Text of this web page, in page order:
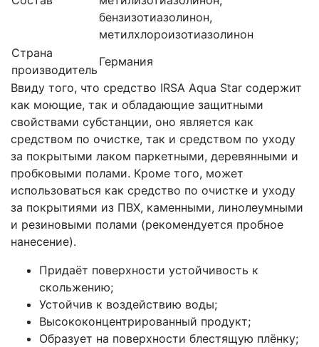
бензизотиазолинон,
метилхлороизотиазолинон
Страна
производитель
Германия
Ввиду того, что средство IRSA Aqua Star содержит
как моющие, так и обладающие защитными
свойствами субстанции, оно является как
средством по очистке, так и средством по уходу
за покрытыми лаком паркетными, деревянными и
пробковыми полами. Кроме того, может
использоваться как средство по очистке и уходу
за покрытиями из ПВХ, каменными, линолеумными
и резиновыми полами (рекомендуется пробное
нанесение).
Придаёт поверхности устойчивость к
скольжению;
Устойчив к воздействию воды;
Высококонцентрированный продукт;
Образует на поверхности блестящую плёнку;